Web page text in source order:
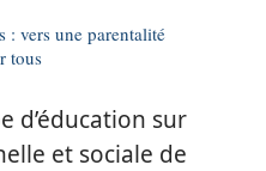
: vers une parentalité
tous
d’éducation sur
et sociale de